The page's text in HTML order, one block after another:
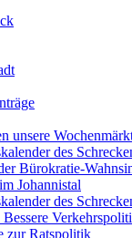
unsere
des
Bürokratie-
Johannistal
des
Bessere
zur Ratspolitik